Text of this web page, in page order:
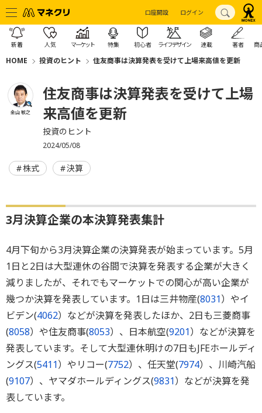
口座開設 ログイン
新着 人気 マーケット 特集 初心者 ライフデザイン 連載 著者 商
HOME 投資のヒント 住友商事は決算発表を受けて上場来高値を更新
金山 敏之
住友商事は決算発表を受けて上場
来高値を更新
投資のヒント
2024/05/08
株式 決算
3月決算企業の本決算発表集計
4月下旬から3月決算企業の決算発表が始まっています。5月
1日と2日は大型連休の谷間で決算を発表する企業が大きく
減りましたが、それでもマーケットでの関心が高い企業が
幾つか決算を発表しています。1日は三井物産(8031）やイ
ビデン(4062）などが決算を発表したほか、2日も三菱商事
(8058）や住友商事(8053）、日本航空(9201）などが決算を
発表しています。そして大型連休明けの7日もJFEホールディ
ングス(5411）やリコー(7752）、任天堂(7974）、川崎汽船
(9107）、ヤマダホールディングス(9831）などが決算を発
表しています。